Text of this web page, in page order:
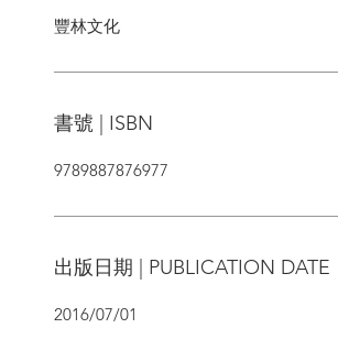
豐林文化
書號 | ISBN
9789887876977
出版日期 | PUBLICATION DATE
2016/07/01